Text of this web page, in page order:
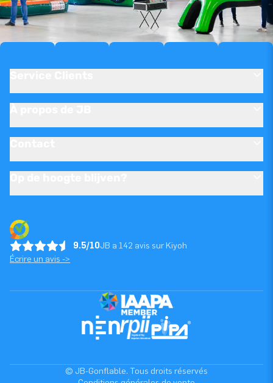
9.5/10JB a 142 avis sur Kiyoh
Écrire un avis ->
© JB-Gonflable. Tous droits réservés